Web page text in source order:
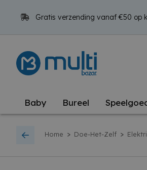
Gratis verzending vanaf €50 op
Baby Bureel
Home > Doe-Het-Zelf >